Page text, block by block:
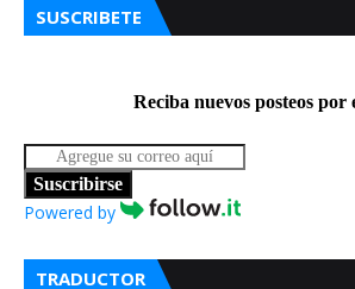
SUSCRIBETE
Reciba nuevos posteos por
Suscribirse
Powered by
TRADUCTOR